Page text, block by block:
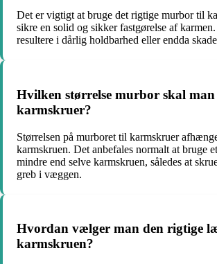
Det er vigtigt at bruge det rigtige murbor til
sikre en solid og sikker fastgørelse af
resultere i dårlig holdbarhed eller endda
Hvilken størrelse murbor skal
karmskruer?
Størrelsen på murboret til karmskruer
karmskruen. Det anbefales normalt at bruge
mindre end selve karmskruen, således at
greb i væggen.
Hvordan vælger man den rigtige
karmskruen?